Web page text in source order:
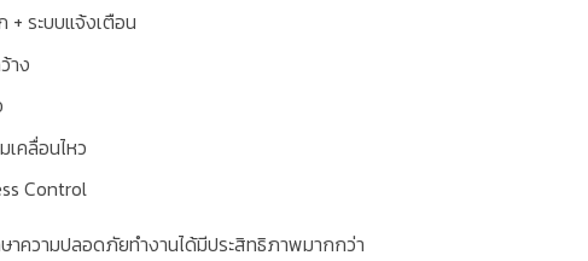
ระบบแจ้งเตือน
าง
คลื่อนไหว
Control
าความปลอดภัยทำงานได้มีประสิทธิภาพมากกว่า